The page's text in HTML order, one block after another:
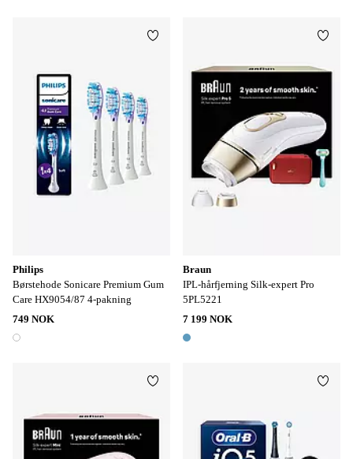
Philips
Børstehode Sonicare Premium Gum
Care HX9054/87 4-pakning
749 NOK
1 farge
Legg til favoritter
Braun
IPL-hårfjerning Silk-expert Pro
5PL5221
7 199 NOK
1 farge
Legg til favoritter